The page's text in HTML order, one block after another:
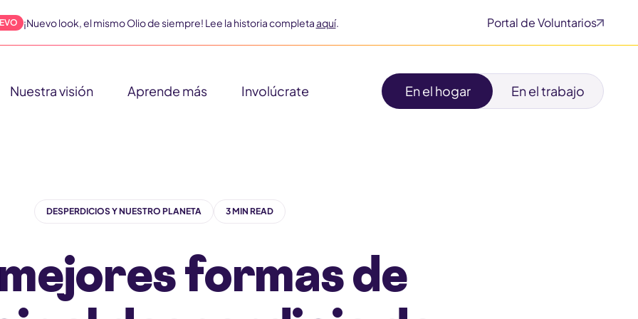
¡Nuevo look, el mismo Olio de siempre! Lee la historia completaaquí. Portal de Voluntarios
Nuestra visión Aprende más Involúcrate En el hogar En el trabajo
formas de
DESPERDICIOS Y NUESTRO PLANETA 3 MIN READ